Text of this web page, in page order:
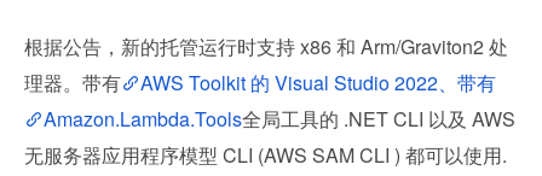
根据公告，新的托管运行时支持 x86 和 Arm/Graviton2 处
理器。带有
AWS Toolkit 的 Visual Studio 2022、带有
Amazon.Lambda.Tools全局工具的 .NET CLI 以及 AWS
无服务器应用程序模型 CLI (AWS SAM CLI ) 都可以使用.